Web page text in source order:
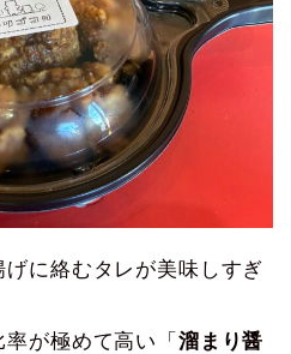
に絡むタレが美味しすぎ
が極めて高い「 溜まり醤